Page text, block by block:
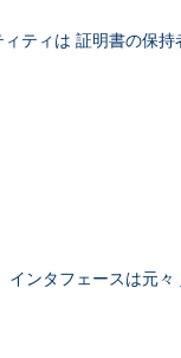
ティは 証明書の保
ンタフェースは元々